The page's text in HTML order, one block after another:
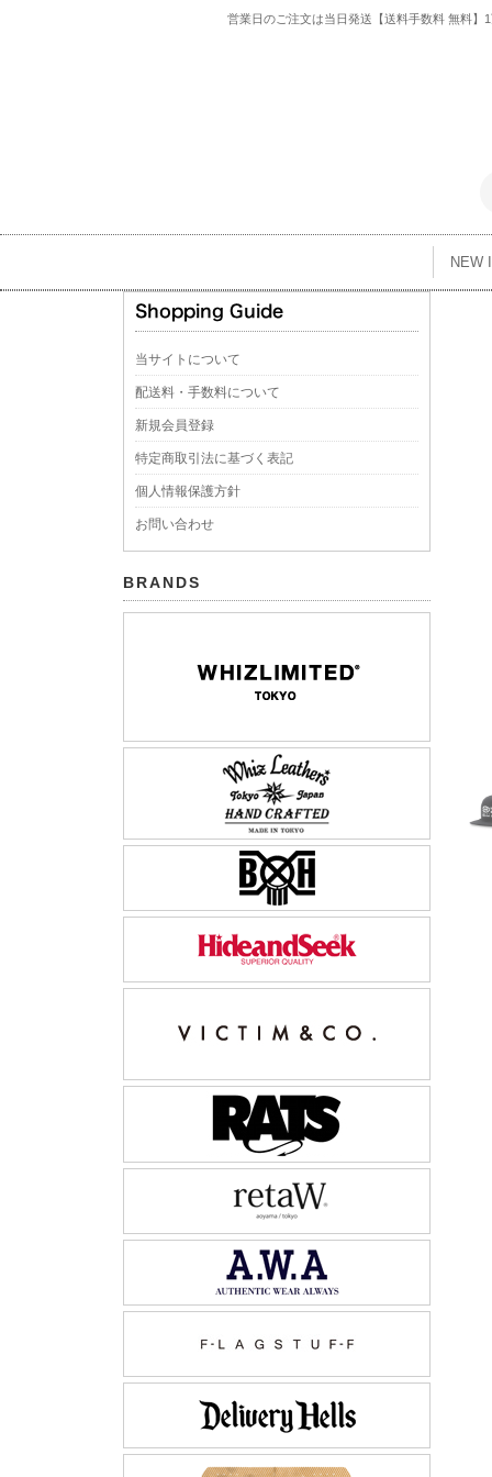
営業日のご注文は当日発送【送料手数料 無料
NEW
当サイトについて
配送料・手数料について
新規会員登録
特定商取引法に基づく表記
個人情報保護方針
お問い合わせ
BRANDS